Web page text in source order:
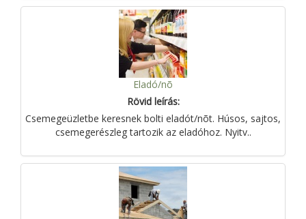
Eladó/nõ
Rövid leírás:
Csemegeüzletbe keresnek bolti eladót/nõt. Húsos, sajtos,
csemegerészleg tartozik az eladóhoz. Nyitv..